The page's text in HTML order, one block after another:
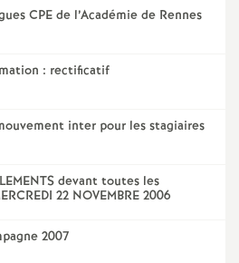
CPE de l’Académie de Rennes
: rectificatif
inter pour les stagiaires
devant toutes les
22 NOVEMBRE 2006
2007